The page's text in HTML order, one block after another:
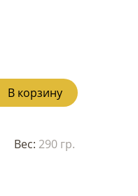
В корзину
Вес: 290 гр.